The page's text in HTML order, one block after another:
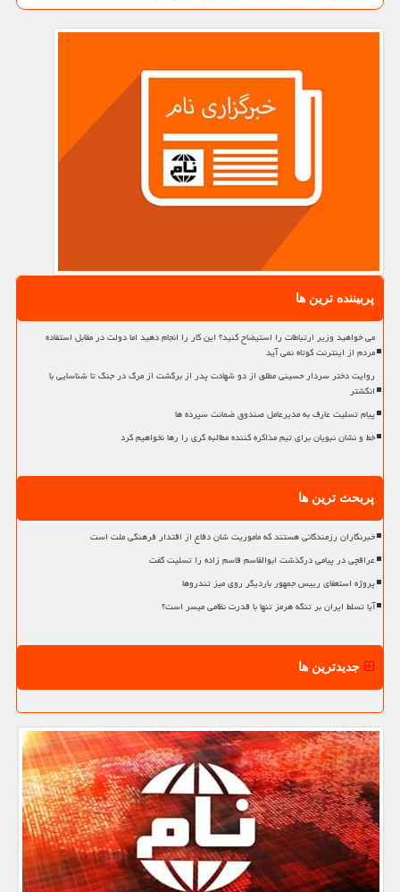
پربیننده ترین ها
می خواهید وزیر ارتباطات را استیضاح کنید؟ این کار را انجام دهید اما دولت در مقابل استفاده
مردم از اینترنت کوتاه نمی آید
روایت دختر سردار حسینی مطلق از دو شهادت پدر از برگشت از مرگ در جنگ تا شناسایی با
انگشتر
پیام تسلیت عارف به مدیرعامل صندوق ضمانت سپرده ها
خط و نشان نبویان برای تیم مذاکره کننده مطالبه گری را رها نخواهیم کرد
پربحث ترین ها
خبرنگاران رزمندگانی هستند که مأموریت شان دفاع از اقتدار فرهنگی ملت است
عراقچی در پیامی درگذشت ابوالقاسم قاسم زاده را تسلیت گفت
پروژه استعفای رییس جمهور باردیگر روی میز تندروها
آیا تسلط ایران بر تنگه هرمز تنها با قدرت نظامی میسر است؟
جدیدترین ها